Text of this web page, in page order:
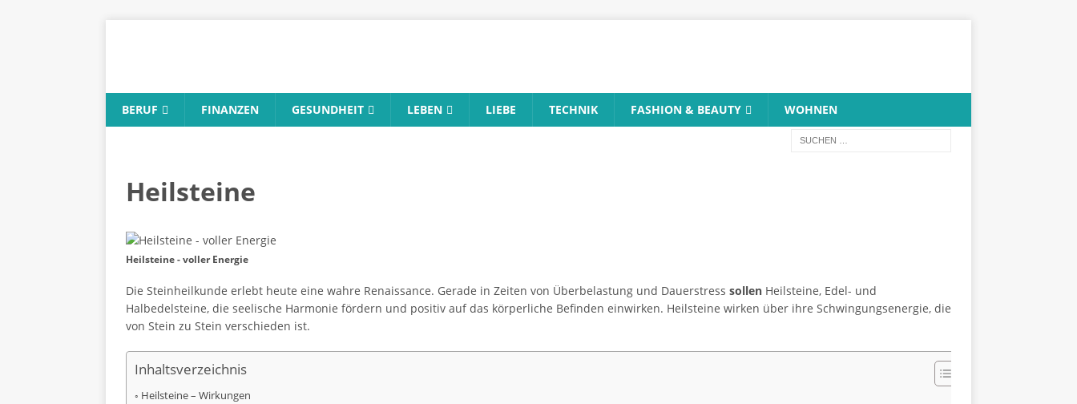
BERUF FINANZEN GESUNDHEIT LEBEN LIEBE TECHNIK FASHION & BEAUTY WOHNEN
Heilsteine
Heilsteine - voller Energie
Die Steinheilkunde erlebt heute eine wahre Renaissance. Gerade in Zeiten von Überbelastung und Dauerstress sollen Heilsteine, Edel- und
Halbedelsteine, die seelische Harmonie fördern und positiv auf das körperliche Befinden einwirken. Heilsteine wirken über ihre Schwingungsenergie, die
von Stein zu Stein verschieden ist.
Inhaltsverzeichnis
Heilsteine – Wirkungen